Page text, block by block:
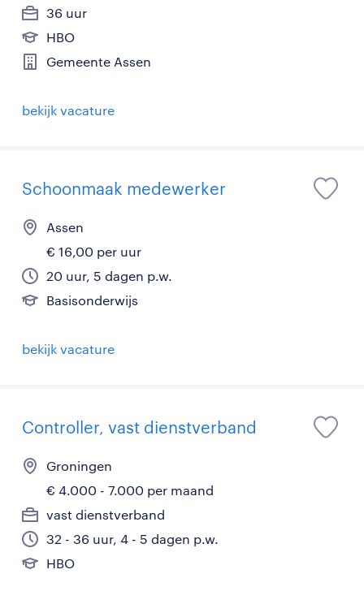
36 uur
HBO
Gemeente Assen
bekijk vacature
Schoonmaak medewerker
Assen
€ 16,00 per uur
20 uur, 5 dagen p.w.
Basisonderwijs
bekijk vacature
Controller, vast dienstverband
Groningen
€ 4.000 - 7.000 per maand
vast dienstverband
32 - 36 uur, 4 - 5 dagen p.w.
HBO